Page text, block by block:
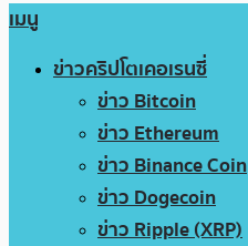
เมนู
ข่าวคริปโตเคอเรนซี่
ข่าว Bitcoin
ข่าว Ethereum
ข่าว Binance Coin
ข่าว Dogecoin
ข่าว Ripple (XRP)